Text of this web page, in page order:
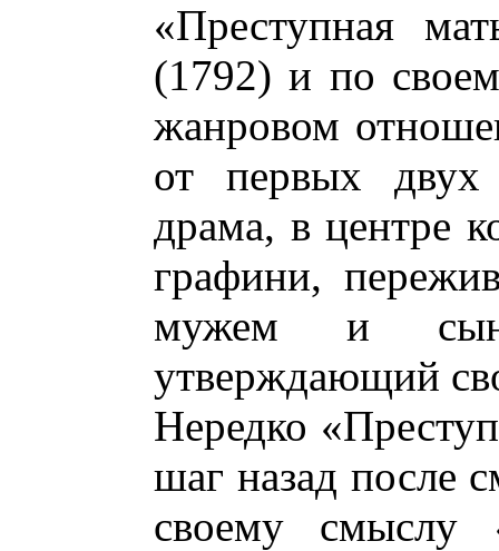
«Преступная
(1792) и по
жанровом
от первых двух
драма, в центре
графини,
мужем и
утверждающий
Нередко
шаг назад после
своему